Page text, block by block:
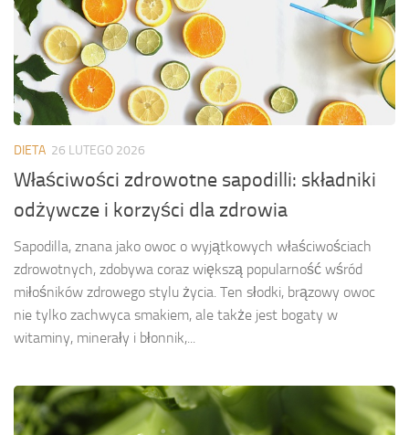
DIETA 26 LUTEGO 2026
Właściwości zdrowotne sapodilli: składniki
odżywcze i korzyści dla zdrowia
Sapodilla, znana jako owoc o wyjątkowych właściwościach
zdrowotnych, zdobywa coraz większą popularność wśród
miłośników zdrowego stylu życia. Ten słodki, brązowy owoc
nie tylko zachwyca smakiem, ale także jest bogaty w
witaminy, minerały i błonnik,...